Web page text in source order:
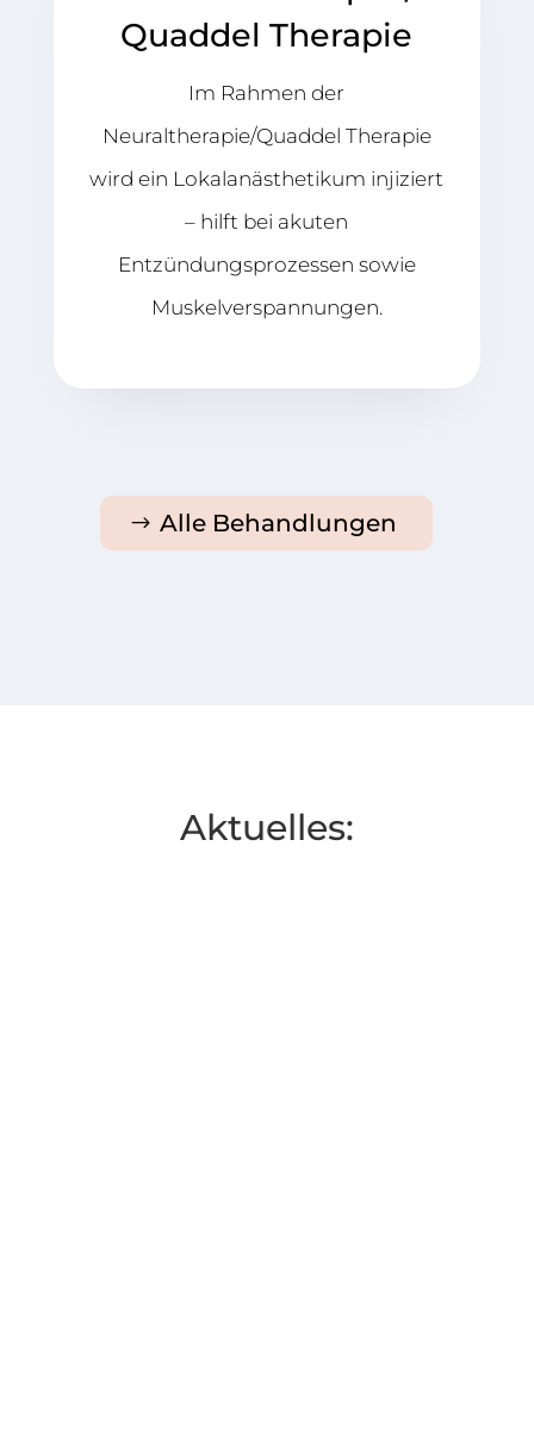
Quaddel Therapie
Im Rahmen der
Neuraltherapie/Quaddel Therapie
wird ein Lokalanästhetikum injiziert
– hilft bei akuten
Entzündungsprozessen sowie
Muskelverspannungen.
Alle Behandlungen
Aktuelles: